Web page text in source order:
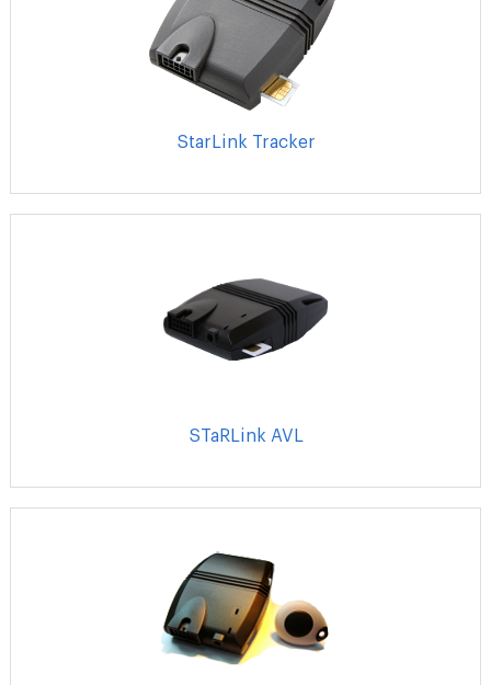
StarLink Tracker
STaRLink AVL